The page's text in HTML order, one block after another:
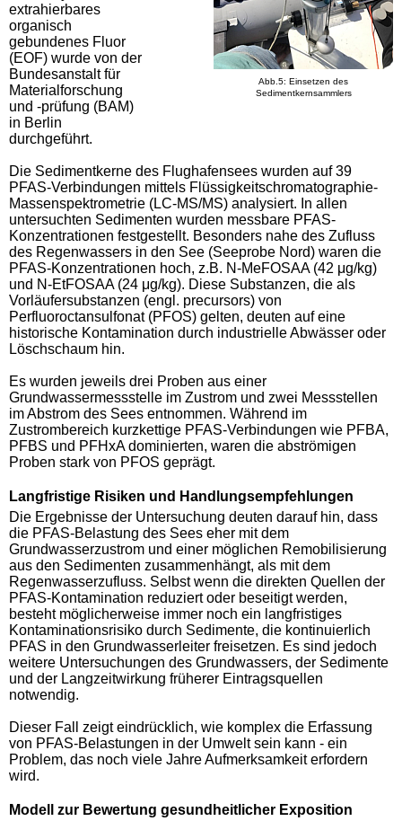
Abb.5: Einsetzen des
Sedimentkernsammlers
extrahierbares
organisch
gebundenes Fluor
(EOF) wurde von der
Bundesanstalt für
Materialforschung
und -prüfung (BAM)
in Berlin
durchgeführt.
Die Sedimentkerne des Flughafensees wurden auf 39
PFAS-Verbindungen mittels Flüssigkeitschromatographie-
Massenspektrometrie (LC-MS/MS) analysiert. In allen
untersuchten Sedimenten wurden messbare PFAS-
Konzentrationen festgestellt. Besonders nahe des Zufluss
des Regenwassers in den See (Seeprobe Nord) waren die
PFAS-Konzentrationen hoch, z.B. N-MeFOSAA (42 μg/kg)
und N-EtFOSAA (24 μg/kg). Diese Substanzen, die als
Vorläufersubstanzen (engl. precursors) von
Perfluoroctansulfonat (PFOS) gelten, deuten auf eine
historische Kontamination durch industrielle Abwässer oder
Löschschaum hin.
Es wurden jeweils drei Proben aus einer
Grundwassermessstelle im Zustrom und zwei Messstellen
im Abstrom des Sees entnommen. Während im
Zustrombereich kurzkettige PFAS-Verbindungen wie PFBA,
PFBS und PFHxA dominierten, waren die abströmigen
Proben stark von PFOS geprägt.
Langfristige Risiken und Handlungsempfehlungen
Die Ergebnisse der Untersuchung deuten darauf hin, dass
die PFAS-Belastung des Sees eher mit dem
Grundwasserzustrom und einer möglichen Remobilisierung
aus den Sedimenten zusammenhängt, als mit dem
Regenwasserzufluss. Selbst wenn die direkten Quellen der
PFAS-Kontamination reduziert oder beseitigt werden,
besteht möglicherweise immer noch ein langfristiges
Kontaminationsrisiko durch Sedimente, die kontinuierlich
PFAS in den Grundwasserleiter freisetzen. Es sind jedoch
weitere Untersuchungen des Grundwassers, der Sedimente
und der Langzeitwirkung früherer Eintragsquellen
notwendig.
Dieser Fall zeigt eindrücklich, wie komplex die Erfassung
von PFAS-Belastungen in der Umwelt sein kann - ein
Problem, das noch viele Jahre Aufmerksamkeit erfordern
wird.
Modell zur Bewertung gesundheitlicher Exposition